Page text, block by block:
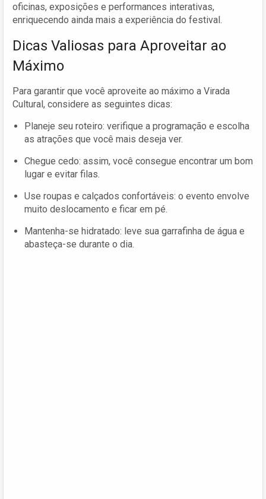
oficinas, exposições e performances interativas,
enriquecendo ainda mais a experiência do festival.
Dicas Valiosas para Aproveitar ao
Máximo
Para garantir que você aproveite ao máximo a Virada
Cultural, considere as seguintes dicas:
Planeje seu roteiro: verifique a programação e escolha
as atrações que você mais deseja ver.
Chegue cedo: assim, você consegue encontrar um bom
lugar e evitar filas.
Use roupas e calçados confortáveis: o evento envolve
muito deslocamento e ficar em pé.
Mantenha-se hidratado: leve sua garrafinha de água e
abasteça-se durante o dia.